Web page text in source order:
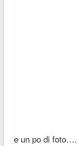
e un po di foto….